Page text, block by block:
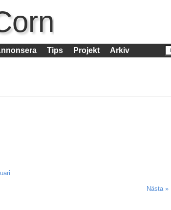
Tips Projekt Arkiv
Nästa »